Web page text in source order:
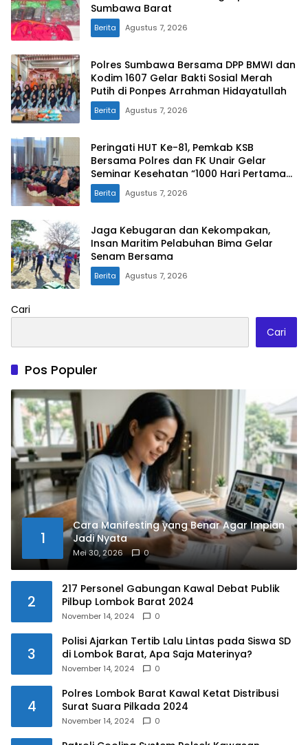
Sumbawa Barat
Berita Agustus 7, 2026
Polres Sumbawa Bersama DPP BMWI dan
Kodim 1607 Gelar Bakti Sosial Merah
Putih di Ponpes Arrahman Hidayatullah
Berita Agustus 7, 2026
Peringati HUT Ke-81, Pemkab KSB
Bersama Polres dan FK Unair Gelar
Seminar Kesehatan “1000 Hari Pertama
Kehidupan”
Berita Agustus 7, 2026
Jaga Kebugaran dan Kekompakan,
Insan Maritim Pelabuhan Bima Gelar
Senam Bersama
Berita Agustus 7, 2026
Cari
Cari
Pos Populer
1
Cara Manifesting yang Benar Agar Impian
Jadi Nyata
Mei 30, 2026 0
2
217 Personel Gabungan Kawal Debat Publik
Pilbup Lombok Barat 2024
November 14, 2024 0
3
Polisi Ajarkan Tertib Lalu Lintas pada Siswa SD
di Lombok Barat, Apa Saja Materinya?
November 14, 2024 0
4
Polres Lombok Barat Kawal Ketat Distribusi
Surat Suara Pilkada 2024
November 14, 2024 0